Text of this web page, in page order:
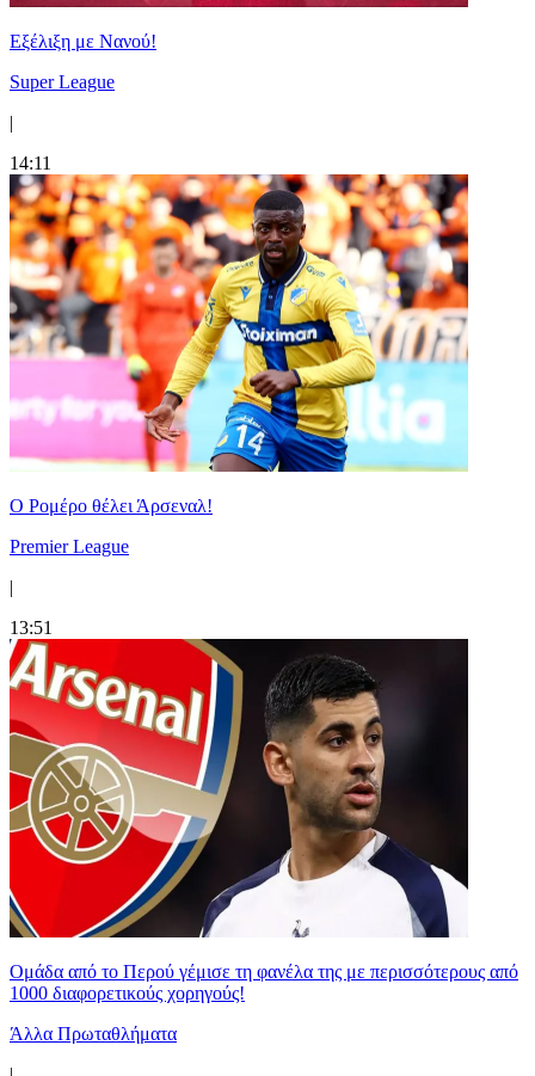
Εξέλιξη με Νανού!
Super League
|
14:11
Ο Ρομέρο θέλει Άρσεναλ!
Premier League
|
13:51
Ομάδα από το Περού γέμισε τη φανέλα της με περισσότερους από
1000 διαφορετικούς χορηγούς!
Άλλα Πρωταθλήματα